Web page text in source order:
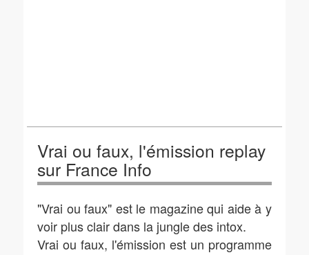
Vrai ou faux, l'émission replay
sur France Info
"Vrai ou faux" est le magazine qui aide à y
voir plus clair dans la jungle des intox.
Vrai ou faux, l'émission est un programme